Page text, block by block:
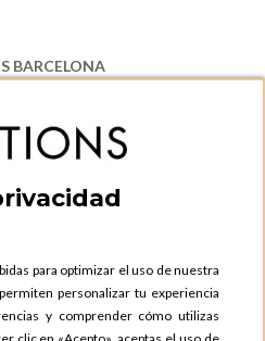
BARCELONA
de Moguda, Barcelona
ESPAñA
+34 935 724 041
SHOWROOM
ESPAñA
+34 935 724 041
para optimizar el uso de nuestra
personalizar tu experiencia
y comprender cómo utilizas